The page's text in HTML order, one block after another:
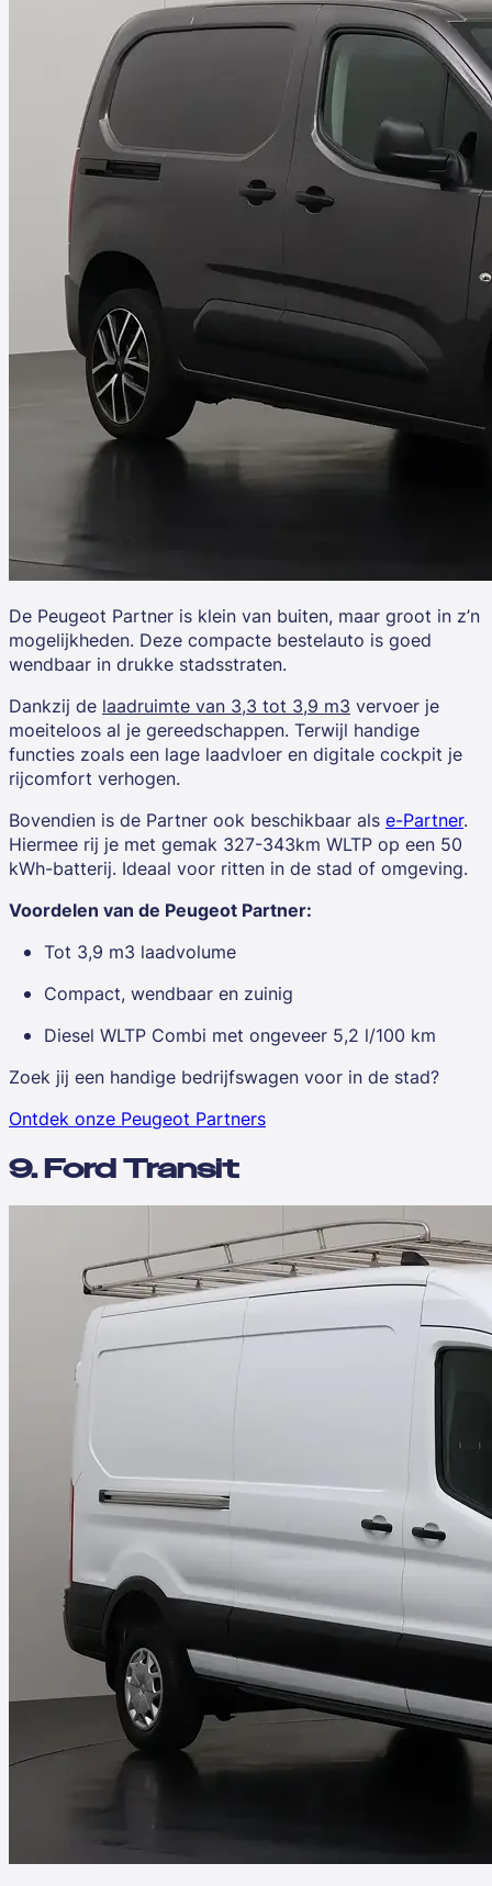
De Peugeot Partner is klein van buiten, maar groot in z’n
mogelijkheden. Deze compacte bestelauto is goed
wendbaar in drukke stadsstraten.
Dankzij de laadruimte van 3,3 tot 3,9 m3 vervoer je
moeiteloos al je gereedschappen. Terwijl handige
functies zoals een lage laadvloer en digitale cockpit je
rijcomfort verhogen.
Bovendien is de Partner ook beschikbaar als e-Partner.
Hiermee rij je met gemak 327-343km WLTP op een 50
kWh-batterij. Ideaal voor ritten in de stad of omgeving.
Voordelen van de Peugeot Partner:
Tot 3,9 m3 laadvolume
Compact, wendbaar en zuinig
Diesel WLTP Combi met ongeveer 5,2 l/100 km
Zoek jij een handige bedrijfswagen voor in de stad?
Ontdek onze Peugeot Partners
9. Ford Transit